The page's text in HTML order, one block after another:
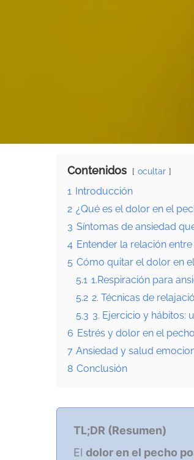
Contenidos ocultar
1 Introducción
2 ¿Qué es el dolor en el
3 Síntomas de ansiedad
4 Entender la relación
5 Cómo quitar el dolor en
5.1 1.Respiración para
5.2 2. Técnicas de
5.3 3. Ejercicio y hábitos:
6 Estrés y dolor en el
7 Ansiedad y salud
8 Conclusión
TL;DR (Resumen)
El dolor en el pecho